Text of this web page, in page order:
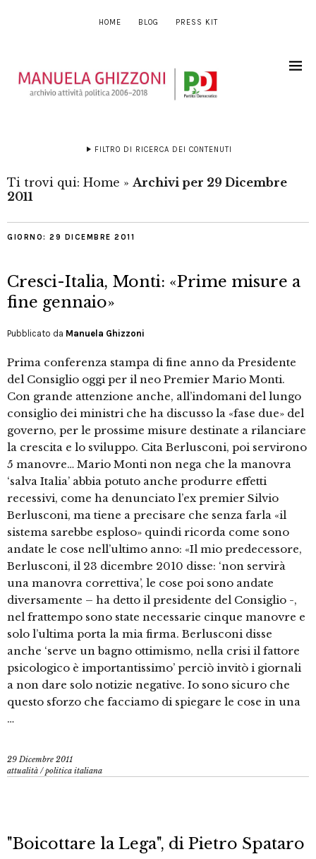
HOME BLOG PRESS KIT
FILTRO DI RICERCA DEI CONTENUTI
Ti trovi qui: Home » Archivi per 29 Dicembre
2011
GIORNO: 29 DICEMBRE 2011
Cresci-Italia, Monti: «Prime misure a
fine gennaio»
Pubblicato da Manuela Ghizzoni
Prima conferenza stampa di fine anno da Presidente
del Consiglio oggi per il neo Premier Mario Monti.
Con grande attenzione anche, all’indomani del lungo
consiglio dei ministri che ha discusso la «fase due» del
governo, per le prossime misure destinate a rilanciare
la crescita e lo sviluppo. Cita Berlusconi, poi servirono
5 manovre… Mario Monti non nega che la manovra
‘salva Italia’ abbia potuto anche produrre effetti
recessivi, come ha denunciato l’ex premier Silvio
Berlusconi, ma tiene a precisare che senza farla «il
sistema sarebbe esploso» quindi ricorda come sono
andate le cose nell’ultimo anno: «Il mio predecessore,
Berlusconi, il 23 dicembre 2010 disse: ‘non servirà
una manovra correttiva’, le cose poi sono andate
diversamente – ha detto il presidente del Consiglio -,
nel frattempo sono state necessarie cinque manovre e
solo l’ultima porta la mia firma. Berlusconi disse
anche ‘serve un bagno ottimismo, nella crisi il fattore
psicologico è importantissimo’ perciò invitò i giornali
a non dare solo notizie negative. Io sono sicuro che
questo sforzo che facciamo di spiegare le cose in una
…
29 Dicembre 2011
attualità /politica italiana
"Boicottare la Lega", di Pietro Spataro